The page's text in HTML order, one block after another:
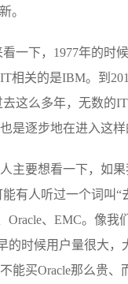
。
一下，1977年的时
相关的是IBM。到
这么多年，无数的
是逐步地在进入这样
主要想看一下，如
有人听过一个词叫
Oracle、EMC。像
的时候用户量很大
能买Oracle那么贵